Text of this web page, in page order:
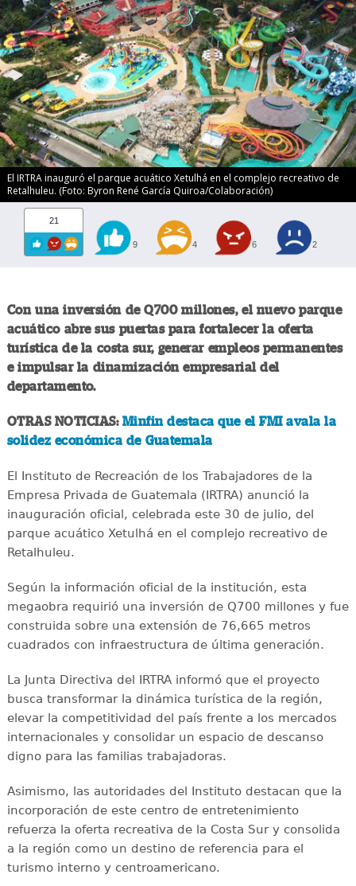
El IRTRA inauguró el parque acuático Xetulhá en el complejo recreativo de
Retalhuleu. (Foto: Byron René García Quiroa/Colaboración)
21
9 4 6 2
Con una inversión de Q700 millones, el nuevo parque
acuático abre sus puertas para fortalecer la oferta
turística de la costa sur, generar empleos permanentes
e impulsar la dinamización empresarial del
departamento.
OTRAS NOTICIAS: Minfin destaca que el FMI avala la
solidez económica de Guatemala
El Instituto de Recreación de los Trabajadores de la
Empresa Privada de Guatemala (IRTRA) anunció la
inauguración oficial, celebrada este 30 de julio, del
parque acuático Xetulhá en el complejo recreativo de
Retalhuleu.
Según la información oficial de la institución, esta
megaobra requirió una inversión de Q700 millones y fue
construida sobre una extensión de 76,665 metros
cuadrados con infraestructura de última generación.
La Junta Directiva del IRTRA informó que el proyecto
busca transformar la dinámica turística de la región,
elevar la competitividad del país frente a los mercados
internacionales y consolidar un espacio de descanso
digno para las familias trabajadoras.
Asimismo, las autoridades del Instituto destacan que la
incorporación de este centro de entretenimiento
refuerza la oferta recreativa de la Costa Sur y consolida
a la región como un destino de referencia para el
turismo interno y centroamericano.